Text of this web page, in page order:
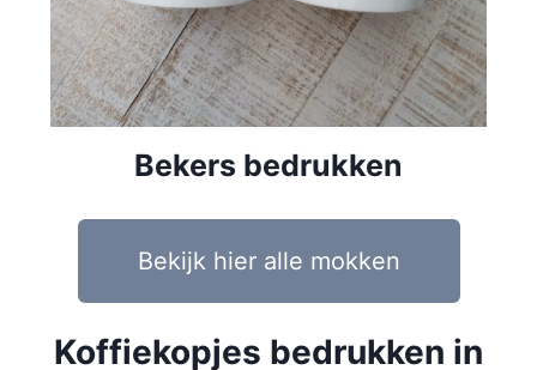
Bekers bedrukken
Bekijk hier alle mokken
Koffiekopjes bedrukken in